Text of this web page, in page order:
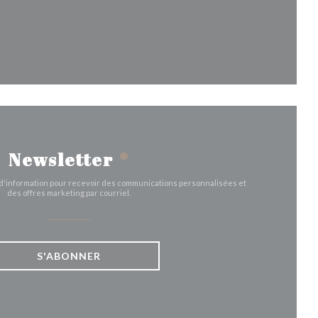
fenêtre))
Newsletter *
pour recevoir des communications personnalisées et
des offres marketing par courriel.
S'ABONNER